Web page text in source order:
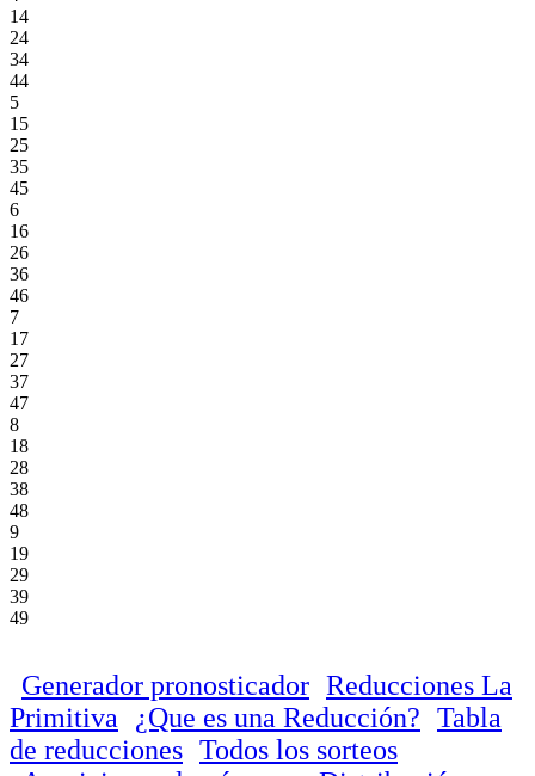
14
24
34
44
5
15
25
35
45
6
16
26
36
46
7
17
27
37
47
8
18
28
38
48
9
19
29
39
49
Generador pronosticador Reducciones La
Primitiva
¿Que es una Reducción? Tabla
de reducciones Todos los sorteos